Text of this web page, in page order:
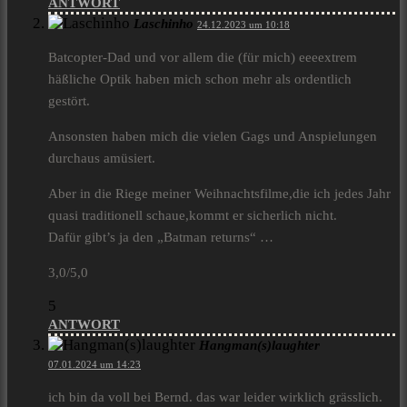
ANTWORT
Laschinho 24.12.2023 um 10:18
Batcopter-Dad und vor allem die (für mich) eeeextrem
häßliche Optik haben mich schon mehr als ordentlich
gestört.
Ansonsten haben mich die vielen Gags und Anspielungen
durchaus amüsiert.
Aber in die Riege meiner Weihnachtsfilme,die ich jedes Jahr
quasi traditionell schaue,kommt er sicherlich nicht.
Dafür gibt’s ja den „Batman returns“ …
3,0/5,0
5
ANTWORT
Hangman(s)laughter
07.01.2024 um 14:23
ich bin da voll bei Bernd. das war leider wirklich grässlich.